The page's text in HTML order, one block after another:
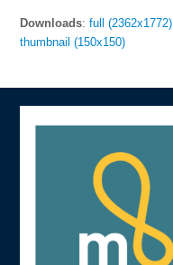
Downloads:full (2362x1772)
thumbnail (150x150)